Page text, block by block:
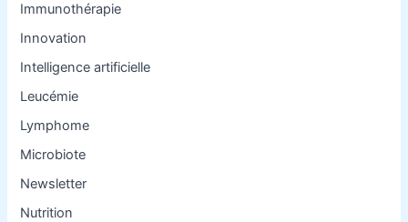
Immunothérapie
Innovation
Intelligence artificielle
Leucémie
Lymphome
Microbiote
Newsletter
Nutrition